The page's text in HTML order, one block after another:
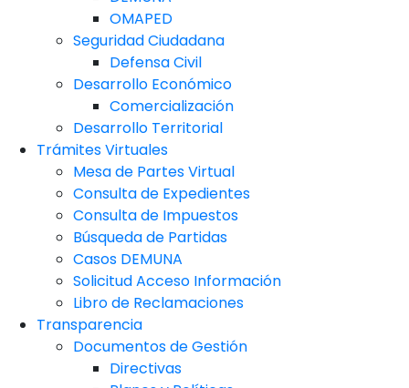
OMAPED
Seguridad Ciudadana
Defensa Civil
Desarrollo Económico
Comercialización
Desarrollo Territorial
Trámites Virtuales
Mesa de Partes Virtual
Consulta de Expedientes
Consulta de Impuestos
Búsqueda de Partidas
Casos DEMUNA
Solicitud Acceso Información
Libro de Reclamaciones
Transparencia
Documentos de Gestión
Directivas